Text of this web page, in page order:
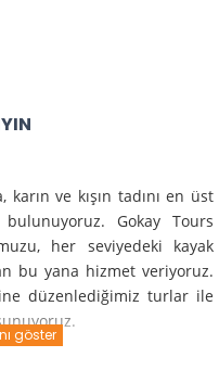
karın ve kışın tadını en üst
Gokay Tours
her seviyedeki kayak
bu yana hizmet veriyoruz.
düzenlediğimiz turlar ile